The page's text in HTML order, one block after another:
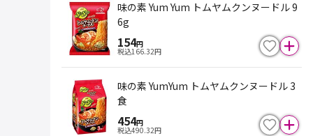
味の素 Yum Yum トムヤムクンヌードル 9
6g
154円
税込166.32円
味の素 YumYum トムヤムクンヌードル 3
食
454円
税込490.32円